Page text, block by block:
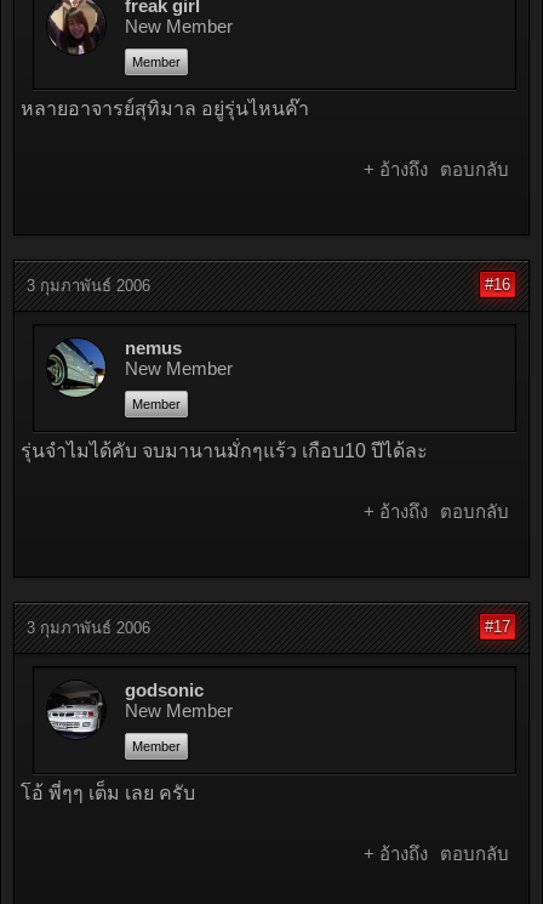
freak girl
New Member
Member
หลายอาจารย์สุทิมาล อยู่รุ่นไหนค๊า
+ อ้างถึง ตอบกลับ
3 กุมภาพันธ์ 2006 #16
nemus
New Member
Member
รุ่นจำไมได้คับ จบมานานมั่กๆแร้ว เกือบ10 ปีได้ละ
+ อ้างถึง ตอบกลับ
3 กุมภาพันธ์ 2006 #17
godsonic
New Member
Member
โอ้ พี่ๆๆ เต็ม เลย ครับ
+ อ้างถึง ตอบกลับ